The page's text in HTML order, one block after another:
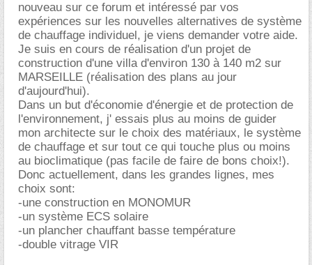
nouveau sur ce forum et intéressé par vos
expériences sur les nouvelles alternatives de système
de chauffage individuel, je viens demander votre aide.
Je suis en cours de réalisation d'un projet de
construction d'une villa d'environ 130 à 140 m2 sur
MARSEILLE (réalisation des plans au jour
d'aujourd'hui).
Dans un but d'économie d'énergie et de protection de
l'environnement, j' essais plus au moins de guider
mon architecte sur le choix des matériaux, le système
de chauffage et sur tout ce qui touche plus ou moins
au bioclimatique (pas facile de faire de bons choix!).
Donc actuellement, dans les grandes lignes, mes
choix sont:
-une construction en MONOMUR
-un système ECS solaire
-un plancher chauffant basse température
-double vitrage VIR